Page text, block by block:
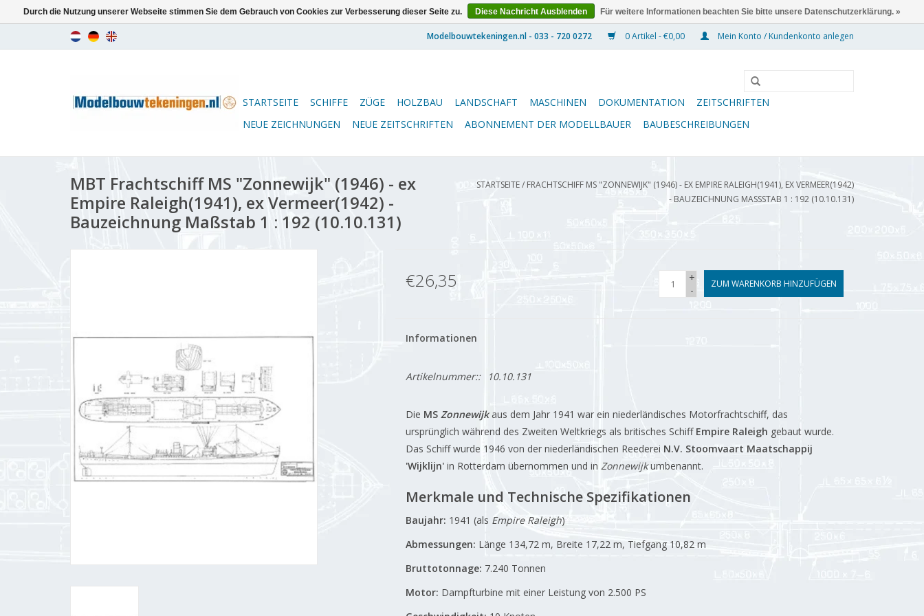
0 Artikel - €0,00 Mein Konto / Kundenkonto anlegen
STARTSEITE SCHIFFE ZÜGE HOLZBAU LANDSCHAFT MASCHINEN DOKUMENTATION
ZEITSCHRIFTEN
NEUE ZEICHNUNGEN
NEUE ZEITSCHRIFTEN ABONNEMENT DER MODELLBAUER BAUBESCHREIBUNGEN
MBT Frachtschiff MS "Zonnewijk" (1946) - ex
Empire Raleigh(1941), ex Vermeer(1942) -
Bauzeichnung Maßstab 1 : 192 (10.10.131)
STARTSEITE/ FRACHTSCHIFF MS "ZONNEWIJK" (1946) - EX EMPIRE RALEIGH(1941), EX VERMEER(1942)
- BAUZEICHNUNG MASSSTAB 1 : 192 (10.10.131)
€26,35
+
-
ZUM WARENKORB HINZUFÜGEN
Informationen
Artikelnummer:: 10.10.131
Die MS Zonnewijkaus dem Jahr 1941 war ein niederländisches Motorfrachtschiff, das
ursprünglich während des Zweiten Weltkriegs als britisches Schiff Empire Raleigh gebaut wurde.
Das Schiff wurde 1946 von der niederländischen Reederei N.V. Stoomvaart Maatschappij
'Wijklijn'in Rotterdam übernommen und in Zonnewijkumbenannt.
Merkmale und Technische Spezifikationen
Baujahr: 1941 (als Empire Raleigh)
Abmessungen: Länge 134,72 m, Breite 17,22 m, Tiefgang 10,82 m
Bruttotonnage: 7.240 Tonnen
Motor: Dampfturbine mit einer Leistung von 2.500 PS
Durch die Nutzung unserer Webseite stimmen Sie dem Gebrauch von Cookies zur Verbesserung dieser Seite zu. Diese Nachricht Ausblenden Für weitere Informationen beachten Sie bitte unsere Datenschutzerklärung. »